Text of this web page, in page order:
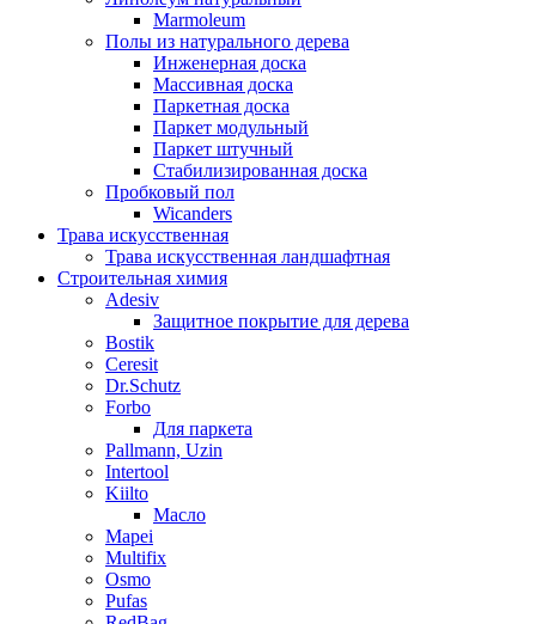
Marmoleum
Полы из натурального дерева
Инженерная доска
Массивная доска
Паркетная доска
Паркет модульный
Паркет штучный
Стабилизированная доска
Пробковый пол
Wicanders
Трава искусственная
Трава искусственная ландшафтная
Строительная химия
Adesiv
Защитное покрытие для дерева
Bostik
Ceresit
Dr.Schutz
Forbo
Для паркета
Pallmann, Uzin
Intertool
Kiilto
Масло
Mapei
Multifix
Osmo
Pufas